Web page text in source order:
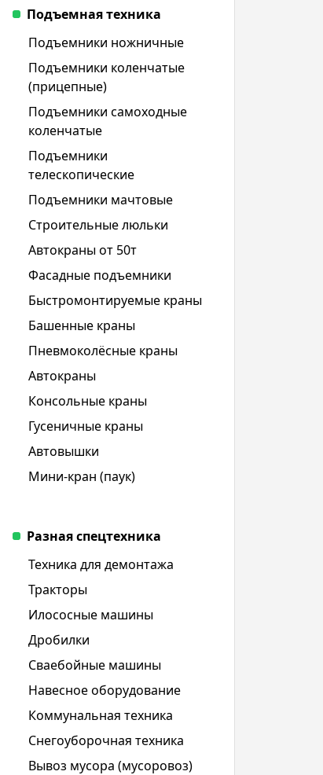
Подъемная техника
Подъемники ножничные
Подъемники коленчатые
(прицепные)
Подъемники самоходные
коленчатые
Подъемники
телескопические
Подъемники мачтовые
Строительные люльки
Автокраны от 50т
Фасадные подъемники
Быстромонтируемые краны
Башенные краны
Пневмоколёсные краны
Автокраны
Консольные краны
Гусеничные краны
Автовышки
Мини-кран (паук)
Разная спецтехника
Техника для демонтажа
Тракторы
Илососные машины
Дробилки
Сваебойные машины
Навесное оборудование
Коммунальная техника
Снегоуборочная техника
Вывоз мусора (мусоровоз)